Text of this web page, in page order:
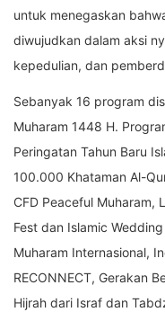
untuk menegaskan
diwujudkan dalam aksi
kepedulian, dan
Sebanyak 16 program
Muharam 1448 H.
Peringatan Tahun Baru
100.000 Khataman Al-
CFD Peaceful Muharam,
Fest dan Islamic
Muharam Internasional,
RECONNECT, Gerakan
Hijrah dari Israf dan